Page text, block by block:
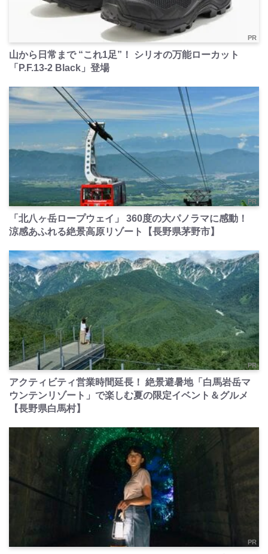
PR
山から日常まで “これ1足”！ シリオの万能ローカット
「P.F.13-2 Black」登場
PR
「北八ヶ岳ロープウェイ」 360度の大パノラマに感動！
涼感あふれる絶景高原リゾート【長野県茅野市】
PR
アクティビティ営業時間延長！ 絶景避暑地「白馬岩岳マ
ウンテンリゾート」で楽しむ夏の限定イベント＆グルメ
【長野県白馬村】
PR